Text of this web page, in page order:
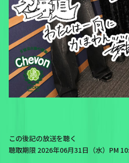
この後記の放送を聴く
聴取期限 2026年06月31日（水）PM